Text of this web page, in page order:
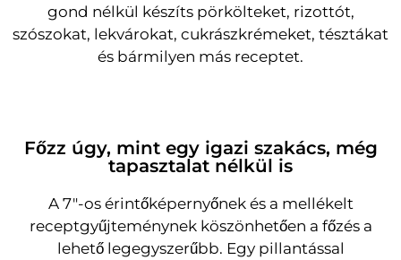
gond nélkül készíts pörkölteket, rizottót,
szószokat, lekvárokat, cukrászkrémeket, tésztákat
és bármilyen más receptet.
Főzz úgy, mint egy igazi szakács, még
tapasztalat nélkül is
A 7″-os érintőképernyőnek és a mellékelt
receptgyűjteménynek köszönhetően a főzés a
lehető legegyszerűbb. Egy pillantással